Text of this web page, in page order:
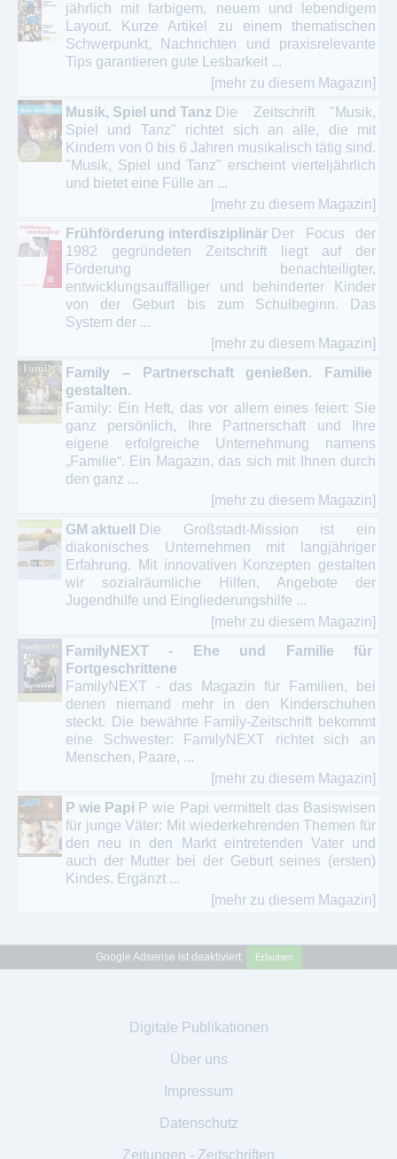
jährlich mit farbigem, neuem und lebendigem
Layout. Kurze Artikel zu einem thematischen
Schwerpunkt, Nachrichten und praxisrelevante
Tips garantieren gute Lesbarkeit ...
[mehr zu diesem Magazin]
Musik, Spiel und Tanz Die Zeitschrift "Musik,
Spiel und Tanz" richtet sich an alle, die mit
Kindern von 0 bis 6 Jahren musikalisch tätig sind.
"Musik, Spiel und Tanz" erscheint vierteljährlich
und bietet eine Fülle an ...
[mehr zu diesem Magazin]
Frühförderung interdisziplinär Der Focus der
1982 gegründeten Zeitschrift liegt auf der
Förderung benachteiligter,
entwicklungsauffälliger und behinderter Kinder
von der Geburt bis zum Schulbeginn. Das
System der ...
[mehr zu diesem Magazin]
Family – Partnerschaft genießen. Familie
gestalten.
Family: Ein Heft, das vor allem eines feiert: Sie
ganz persönlich, Ihre Partnerschaft und Ihre
eigene erfolgreiche Unternehmung namens
„Familie“. Ein Magazin, das sich mit Ihnen durch
den ganz ...
[mehr zu diesem Magazin]
GM aktuell
Die Großstadt-Mission ist ein
diakonisches Unternehmen mit langjähriger
Erfahrung. Mit innovativen Konzepten gestalten
wir sozialräumliche Hilfen, Angebote der
Jugendhilfe und Eingliederungshilfe ...
[mehr zu diesem Magazin]
FamilyNEXT - Ehe und Familie für
Fortgeschrittene
FamilyNEXT - das Magazin für Familien, bei
denen niemand mehr in den Kinderschuhen
steckt. Die bewährte Family-Zeitschrift bekommt
eine Schwester: FamilyNEXT richtet sich an
Menschen, Paare, ...
[mehr zu diesem Magazin]
P wie Papi P wie Papi vermittelt das Basiswisen
für junge Väter: Mit wiederkehrenden Themen für
den neu in den Markt eintretenden Vater und
auch der Mutter bei der Geburt seines (ersten)
Kindes. Ergänzt ...
[mehr zu diesem Magazin]
Google Adsense ist deaktiviert. Erlauben
Digitale Publikationen
Über uns
Impressum
Datenschutz
Zeitungen - Zeitschriften